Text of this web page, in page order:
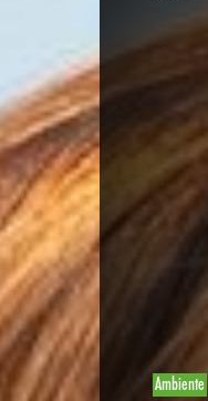
Ambiente